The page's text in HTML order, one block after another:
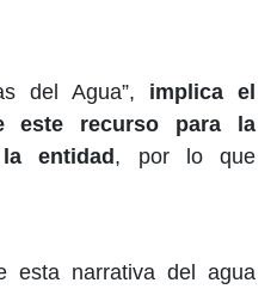
del Agua”, implica el
este recurso para la
entidad, por lo que
esta narrativa del agua